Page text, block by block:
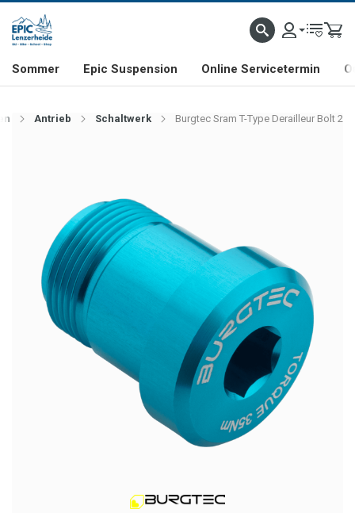
& FREERIDE-SPEZIALIST SCHWEIZER FIRMA SHOP & SHOWROOM IN
Sommer Epic Suspension Online Servicetermin
Antrieb Schaltwerk Burgtec Sram T-Type Derailleur Bolt 2